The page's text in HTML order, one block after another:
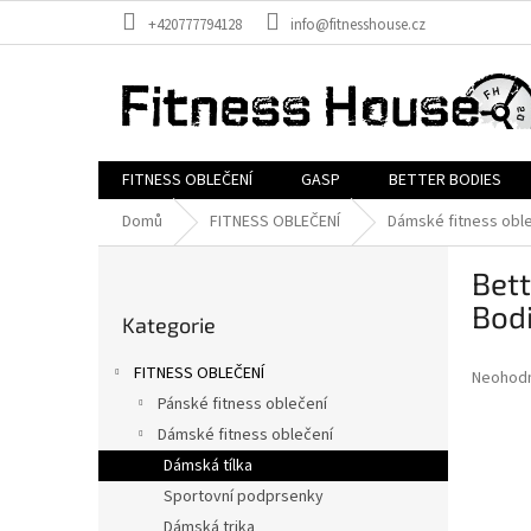
+420777794128 info@fitnesshouse.cz
FITNESS OBLEČENÍ GASP BETTER BODIES
Domů
FITNESS OBLEČENÍ Dámské fitness
kategorie
Kategorie
FITNESS OBLEČENÍ
Pánské fitness oblečení
Dámské fitness oblečení
Dámská tílka
Sportovní podprsenky